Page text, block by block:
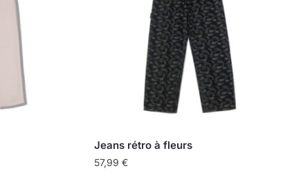
Jeans rétro à fleurs
57,99 €